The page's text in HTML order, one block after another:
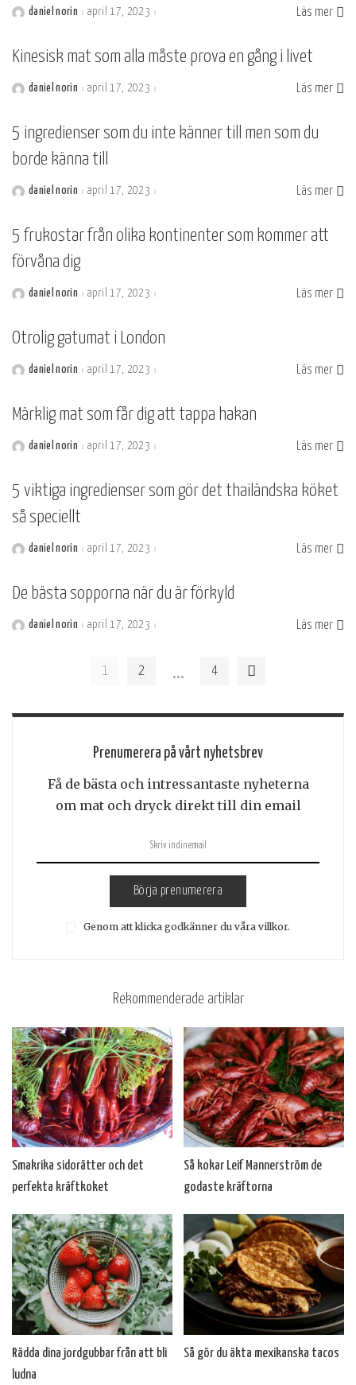
Postatdaniel norin april 17, 2023 Läs mer
Kinesisk mat som alla måste prova en gång i livet
Postatdaniel norin april 17, 2023 Läs mer
5 ingredienser som du inte känner till men som du
borde känna till
Postatdaniel norin april 17, 2023 Läs mer
5 frukostar från olika kontinenter som kommer att
förvåna dig
Postatdaniel norin april 17, 2023 Läs mer
Otrolig gatumat i London
Postatdaniel norin april 17, 2023 Läs mer
Märklig mat som får dig att tappa hakan
Postatdaniel norin april 17, 2023 Läs mer
5 viktiga ingredienser som gör det thailändska köket
så speciellt
Postatdaniel norin april 17, 2023 Läs mer
De bästa sopporna när du är förkyld
Postatdaniel norin april 17, 2023 Läs mer
1 2 … 4
Prenumerera på vårt nyhetsbrev
Få de bästa och intressantaste nyheterna
om mat och dryck direkt till din email
Börja prenumerera
Genom att klicka godkänner du våra villkor.
Rekommenderade artiklar
Smakrika sidorätter och det
perfekta kräftkoket
Så kokar Leif Mannerström de
godaste kräftorna
Rädda dina jordgubbar från att bli
ludna
Så gör du äkta mexikanska tacos